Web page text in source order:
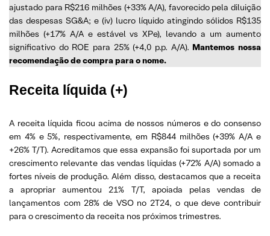
ajustado para R$216 milhões (+33% A/A), favorecido pela diluição
das despesas SG&A; e (iv) lucro líquido atingindo sólidos R$135
milhões (+17% A/A e estável vs XPe), levando a um aumento
significativo do ROE para 25% (+4,0 p.p. A/A). Mantemos nossa
recomendação de compra para o nome.
Receita líquida (+)
A receita líquida ficou acima de nossos números e do consenso
em 4% e 5%, respectivamente, em R$844 milhões (+39% A/A e
+26% T/T). Acreditamos que essa expansão foi suportada por um
crescimento relevante das vendas líquidas (+72% A/A) somado a
fortes níveis de produção. Além disso, destacamos que a receita
a apropriar aumentou 21% T/T, apoiada pelas vendas de
lançamentos com 28% de VSO no 2T24, o que deve contribuir
para o crescimento da receita nos próximos trimestres.